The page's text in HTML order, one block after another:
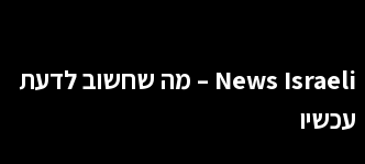
News Israeli – מה שחשוב לדעת
עכשיו